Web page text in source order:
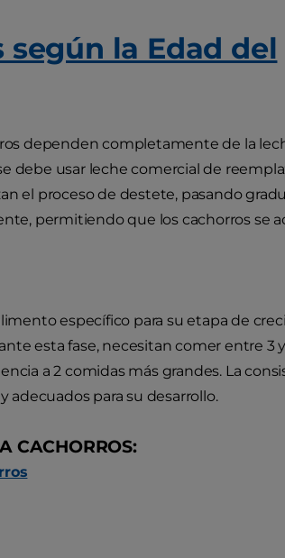
la Edad del
dependen completamente de la
debe usar leche comercial de
el proceso de destete, pasando
permitiendo que los cachorros se
específico para su etapa de
esta fase, necesitan comer entre 3
a 2 comidas más grandes. La
adecuados para su desarrollo.
CACHORROS: